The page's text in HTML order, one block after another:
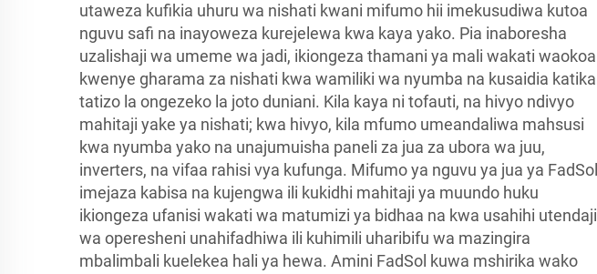
utaweza kufikia uhuru wa nishati kwani mifumo hii imekusudiwa kutoa
nguvu safi na inayoweza kurejelewa kwa kaya yako. Pia inaboresha
uzalishaji wa umeme wa jadi, ikiongeza thamani ya mali wakati waokoa
kwenye gharama za nishati kwa wamiliki wa nyumba na kusaidia katika
tatizo la ongezeko la joto duniani. Kila kaya ni tofauti, na hivyo ndivyo
mahitaji yake ya nishati; kwa hivyo, kila mfumo umeandaliwa mahsusi
kwa nyumba yako na unajumuisha paneli za jua za ubora wa juu,
inverters, na vifaa rahisi vya kufunga. Mifumo ya nguvu ya jua ya FadSol
imejaza kabisa na kujengwa ili kukidhi mahitaji ya muundo huku
ikiongeza ufanisi wakati wa matumizi ya bidhaa na kwa usahihi utendaji
wa operesheni unahifadhiwa ili kuhimili uharibifu wa mazingira
mbalimbali kuelekea hali ya hewa. Amini FadSol kuwa mshirika wako